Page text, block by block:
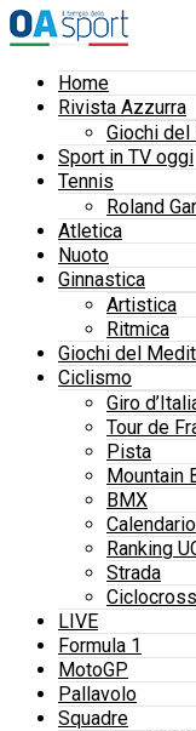
Home
Rivista Azzurra
Giochi
Sport in TV oggi
Tennis
Roland
Atletica
Nuoto
Ginnastica
Artistica
Ritmica
Giochi del
Ciclismo
Giro
Tour de
Pista
Mountain
BMX
Calendario
Ranking
Strada
Ciclocross
LIVE
Formula 1
MotoGP
Pallavolo
Squadre